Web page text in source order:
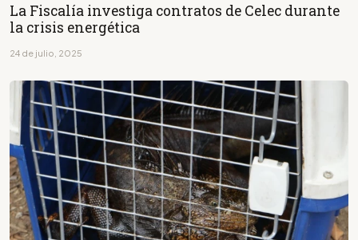
La Fiscalía investiga contratos de Celec durante
la crisis energética
24 de julio, 2025